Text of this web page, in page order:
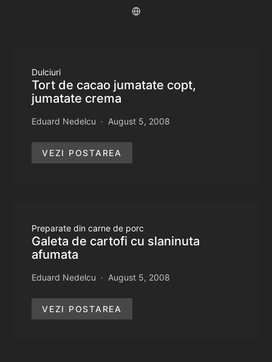
Dulciuri
Tort de cacao jumatate copt,
jumatate crema
Eduard Nedelcu August 5, 2008
VEZI POSTAREA
Preparate din carne de porc
Galeta de cartofi cu slaninuta
afumata
Eduard Nedelcu August 5, 2008
VEZI POSTAREA